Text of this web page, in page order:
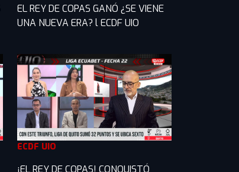
EL REY DE COPAS GANÓ ¿SE VIENE
UNA NUEVA ERA? l ECDF UIO
ECDF UIO